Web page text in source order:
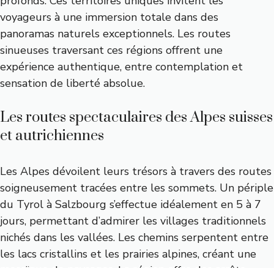
voyageurs à une immersion totale dans des
panoramas naturels exceptionnels. Les routes
sinueuses traversant ces régions offrent une
expérience authentique, entre contemplation et
sensation de liberté absolue.
Les routes spectaculaires des Alpes suisses
et autrichiennes
Les Alpes dévoilent leurs trésors à travers des routes
soigneusement tracées entre les sommets. Un périple
du Tyrol à Salzbourg s’effectue idéalement en 5 à 7
jours, permettant d’admirer les villages traditionnels
nichés dans les vallées. Les chemins serpentent entre
les lacs cristallins et les prairies alpines, créant une